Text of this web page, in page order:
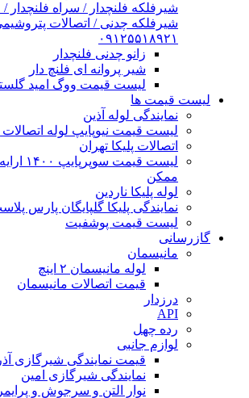
شیرفلکه فلنچدار / سراه فلنچدار
۰۹۱۲۵۵۱۸۹۲۱
زانو چدنی فلنچدار
شیر پروانه ای فلنچ دار
لیست قیمت ووگ امید
لیست قیمت ها
نمایندگی لوله آذین
لیست قیمت نیوپایپ لوله اتصالات
اتصالات پلیکا تهران
لیست
ممکن
لوله پلیکا ناردین
نمایندگی پلیکا گلپایگان پارس
لیست قیمت پوشفیت
گازرسانی
مانیسمان
لوله مانیسمان ۲ اینچ
قیمت اتصالات مانیسمان
درزدار
API
رده چهل
لوازم جانبی
قیمت نمایندگی شیرگازی آذر
نمایندگی شیرگازی امین
نوار التن و سرجوش و پرایمر